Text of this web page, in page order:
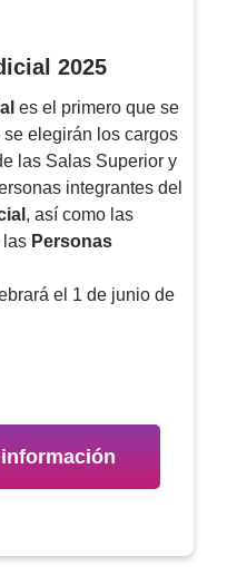
2025
es el primero que se
elegirán los cargos
las Salas Superior y
integrantes del
, así como las
las Personas
el 1 de junio de